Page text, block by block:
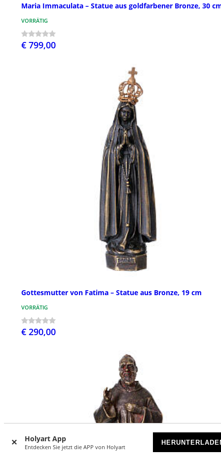
Holyart App
Entdecken Sie jetzt die APP von Holyart
Maria Immaculata – Statue aus goldfarbener Bronze, 30
VORRÄTIG
€ 799,00
Gottesmutter von Fatima – Statue aus Bronze, 19 cm
VORRÄTIG
€ 290,00